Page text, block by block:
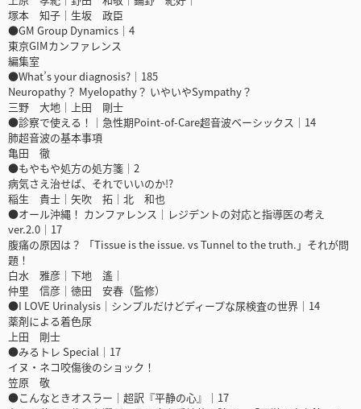
塚本 知子｜生坂 政臣
●GM Group Dynamics｜4
東京GIMカンファレンス
編集室
●What’s your diagnosis?｜185
Neuropathy？ Myelopathy？ いやいやSympathy？
三野 大地｜上田 剛士
●診察で使える！｜急性期Point-of-Care超音波ベーシックス｜14
肺超音波の基本事項
亀田 徹
●もやもや処方の処方箋｜2
病気さえ治せば、それでいいのか!?
稲生 貴士｜矢吹 拓｜北 和也
●オール沖縄！ カンファレンス｜レジデントの対応と指導医の考え
ver.2.0｜17
腹痛の原因は？ 「Tissue is the issue. vs Tunnel to the truth.」それが問
題！
白水 雅彦｜下地 遙｜
仲里 信彦｜徳田 安春（監修）
●I LOVE Urinalysis｜シンプルだけどディープな尿検査の世界｜14
薬剤による着色尿
上田 剛士
●みるトレ Special｜17
イヌ・ネコ咬傷後のショック！
笠原 敬
●こんなときオスラー｜超訳『平静の心』｜17